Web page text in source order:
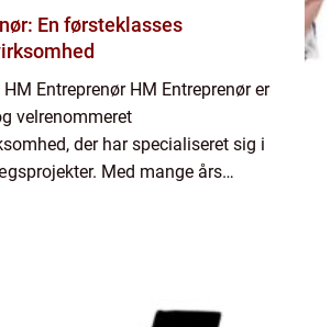
En førsteklasses
Entreprenør HM Entreprenør er
velrenommeret
der har specialiseret sig i
Med mange års